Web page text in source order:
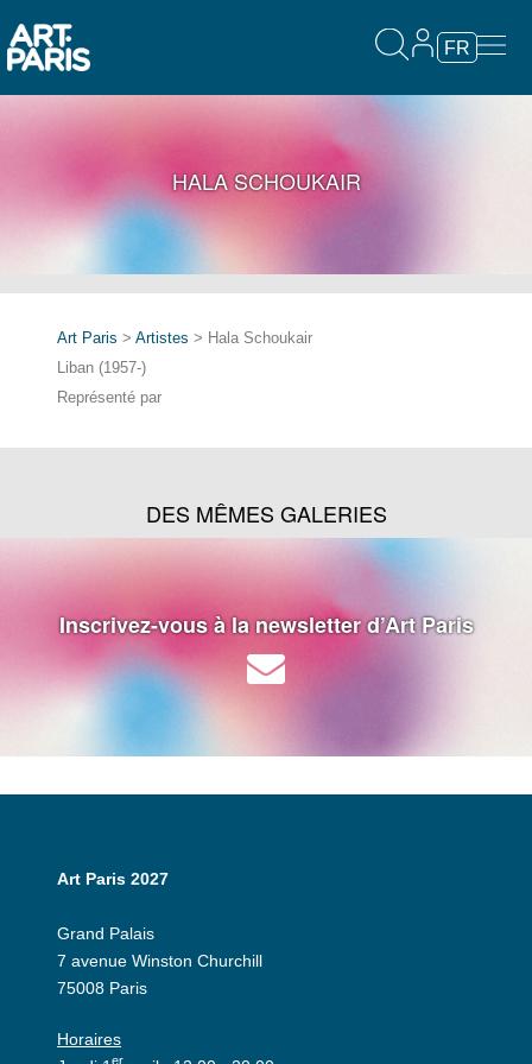
FR
HALA SCHOUKAIR
Art Paris > Artistes > Hala Schoukair
Liban (1957-)
Représenté par
DES MÊMES GALERIES
Inscrivez-vous à la newsletter d’Art Paris
Art Paris 2027
Grand Palais
7 avenue Winston Churchill
75008 Paris
Horaires
er